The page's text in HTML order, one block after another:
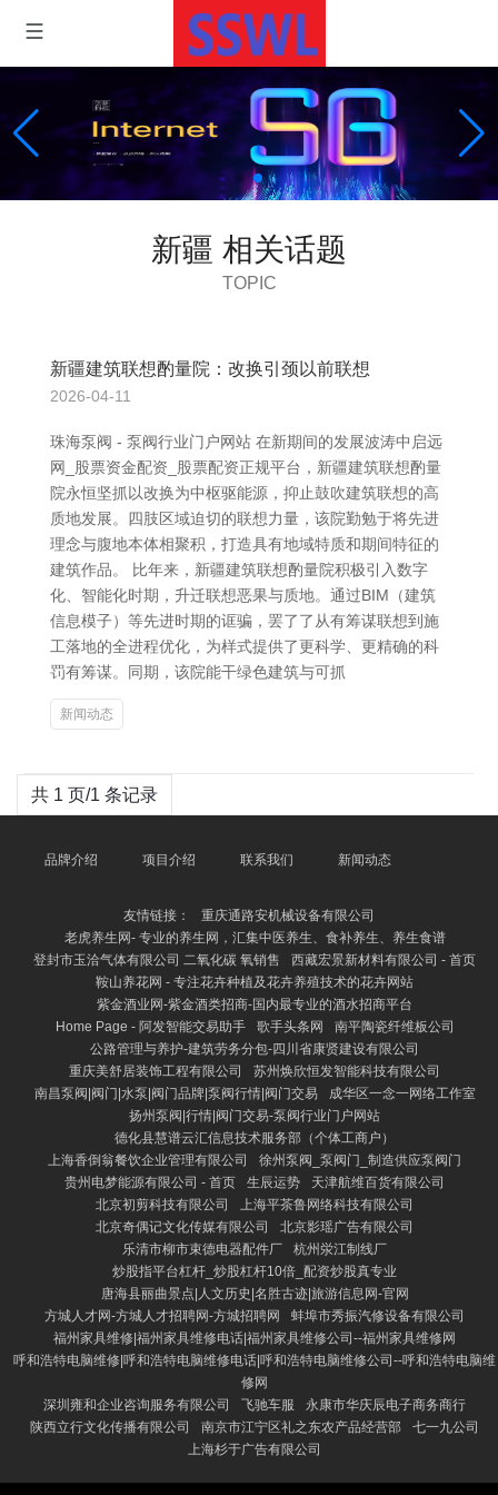
新疆 相关话题
TOPIC
新疆建筑联想酌量院：改换引颈以前联想
2026-04-11
珠海泵阀 - 泵阀行业门户网站 在新期间的发展波涛中启远
网_股票资金配资_股票配资正规平台，新疆建筑联想酌量
院永恒坚抓以改换为中枢驱能源，抑止鼓吹建筑联想的高
质地发展。四肢区域迫切的联想力量，该院勤勉于将先进
理念与腹地本体相聚积，打造具有地域特质和期间特征的
建筑作品。 比年来，新疆建筑联想酌量院积极引入数字
化、智能化时期，升迁联想恶果与质地。通过BIM（建筑
信息模子）等先进时期的诓骗，罢了了从有筹谋联想到施
工落地的全进程优化，为样式提供了更科学、更精确的科
罚有筹谋。同期，该院能干绿色建筑与可抓
新闻动态
共 1 页/1 条记录
品牌介绍 项目介绍 联系我们 新闻动态
友情链接：
重庆通路安机械设备有限公司
老虎养生网- 专业的养生网，汇集中医养生、食补养生、养生食谱
登封市玉洽气体有限公司 二氧化碳 氧销售
西藏宏景新材料有限公司 - 首页
鞍山养花网 - 专注花卉种植及花卉养殖技术的花卉网站
紫金酒业网-紫金酒类招商-国内最专业的酒水招商平台
Home Page - 阿发智能交易助手
歌手头条网
南平陶瓷纤维板公司
公路管理与养护-建筑劳务分包-四川省康贤建设有限公司
重庆美舒居装饰工程有限公司
苏州焕欣恒发智能科技有限公司
南昌泵阀|阀门|水泵|阀门品牌|泵阀行情|阀门交易
成华区一念一网络工作室
扬州泵阀|行情|阀门交易-泵阀行业门户网站
德化县慧谱云汇信息技术服务部（个体工商户）
上海香倒翁餐饮企业管理有限公司
徐州泵阀_泵阀门_制造供应泵阀门
贵州电梦能源有限公司 - 首页
生辰运势
天津航维百货有限公司
北京初剪科技有限公司
上海平茶鲁网络科技有限公司
北京奇偶记文化传媒有限公司
北京影瑶广告有限公司
乐清市柳市束德电器配件厂
杭州泶江制线厂
炒股指平台杠杆_炒股杠杆10倍_配资炒股真专业
唐海县丽曲景点|人文历史|名胜古迹|旅游信息网-官网
方城人才网-方城人才招聘网-方城招聘网
蚌埠市秀振汽修设备有限公司
福州家具维修|福州家具维修电话|福州家具维修公司--福州家具维修网
呼和浩特电脑维修|呼和浩特电脑维修电话|呼和浩特电脑维修公司--呼和浩特电脑维
修网
深圳雍和企业咨询服务有限公司
飞驰车服
永康市华庆辰电子商务商行
陕西立行文化传播有限公司
南京市江宁区礼之东农产品经营部
七一九公司
上海杉于广告有限公司